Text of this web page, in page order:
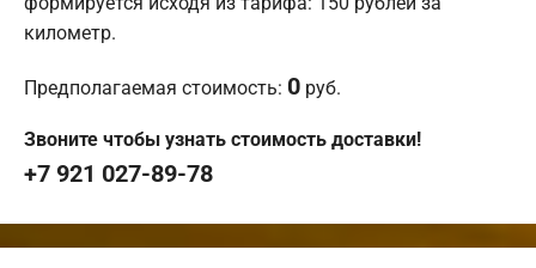
километр.
Предполагаемая стоимость: 0 руб.
Звоните чтобы узнать стоимость доставки!
+7 921 027-89-78